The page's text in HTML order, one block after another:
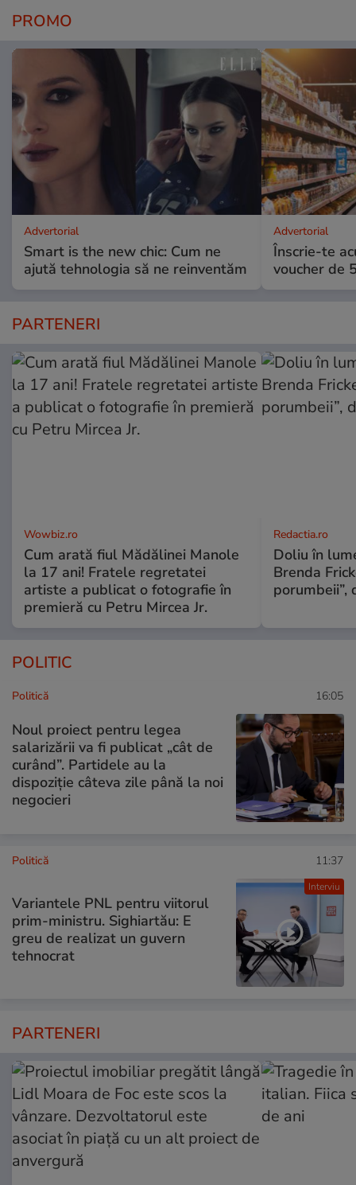
PROMO
Advertorial
Smart is the new chic: Cum ne
ajută tehnologia să ne reinventăm
Advertorial
Înscrie-te
voucher de
PARTENERI
Wowbiz.ro
Cum arată fiul Mădălinei Manole
la 17 ani! Fratele regretatei
artiste a publicat o fotografie în
premieră cu Petru Mircea Jr.
Redactia.ro
Doliu în
Brenda
porumbeii”,
POLITIC
Politică 16:05
Noul proiect pentru legea
salarizării va fi publicat „cât de
curând”. Partidele au la
dispoziție câteva zile până la noi
negocieri
Interviu
Politică 11:37
Variantele PNL pentru viitorul
prim-ministru. Sighiartău: E
greu de realizat un guvern
tehnocrat
PARTENERI